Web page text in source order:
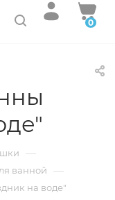
0
—
ванной —
на воде"